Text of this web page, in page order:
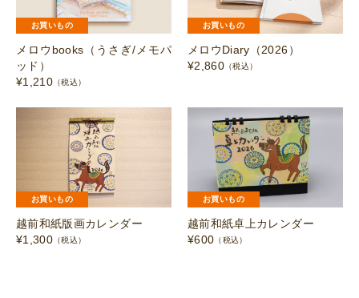
お買いもの
メロウbooks（うさぎ/メモパ
ッド）
¥1,210 （税込）
お買いもの
メロウDiary（2026）
¥2,860 （税込）
お買いもの
越前和紙版画カレンダー
¥1,300 （税込）
お買いもの
越前和紙卓上カレンダー
¥600 （税込）